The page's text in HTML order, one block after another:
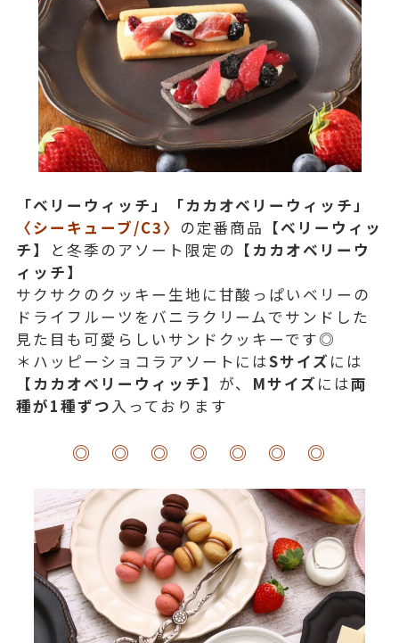
「ベリーウィッチ」「カカオベリーウィッチ」
〈シーキューブ/C3〉 の定番商品 【ベリーウィッ
チ】
と冬季のアソート限定の 【カカオベリーウ
ィッチ】
サクサクのクッキー生地に甘酸っぱいベリーの
ドライフルーツをバニラクリームでサンドした
見た目も可愛らしいサンドクッキーです◎
＊ハッピーショコラアソートにはSサイズ には
【カカオベリーウィッチ】が、 Mサイズ には両
種が1種ずつ入っております
◎ ◎ ◎ ◎ ◎ ◎ ◎